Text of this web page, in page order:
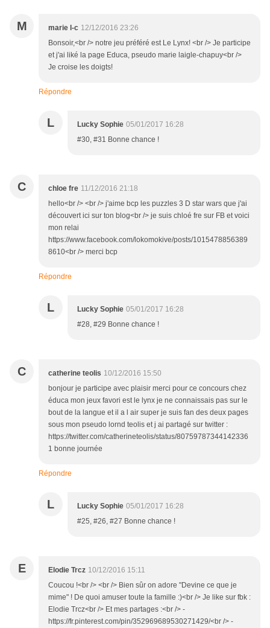
M marie l-c 12/12/2016 23:26
Bonsoir,<br /> notre jeu préféré est Le Lynx! <br /> Je participe
et j'ai liké la page Educa, pseudo marie laigle-chapuy<br />
Je croise les doigts!
Répondre
L Lucky Sophie 05/01/2017 16:28
#30, #31 Bonne chance !
C chloe fre 11/12/2016 21:18
hello<br /> <br /> j'aime bcp les puzzles 3 D star wars que j'ai
découvert ici sur ton blog<br /> je suis chloé fre sur FB et voici
mon relai
https://www.facebook.com/lokomokive/posts/1015478856389
8610<br /> merci bcp
Répondre
L Lucky Sophie 05/01/2017 16:28
#28, #29 Bonne chance !
C catherine teolis 10/12/2016 15:50
bonjour je participe avec plaisir merci pour ce concours chez
éduca mon jeux favori est le lynx je ne connaissais pas sur le
bout de la langue et il a l air super je suis fan des deux pages
sous mon pseudo lornd teolis et j ai partagé sur twitter :
https://twitter.com/catherineteolis/status/80759787344142336
1 bonne journée
Répondre
L Lucky Sophie 05/01/2017 16:28
#25, #26, #27 Bonne chance !
E Elodie Trcz 10/12/2016 15:11
Coucou !<br /> <br /> Bien sûr on adore "Devine ce que je
mime" ! De quoi amuser toute la famille :)<br /> Je like sur fbk :
Elodie Trcz<br /> Et mes partages :<br /> -
https://fr.pinterest.com/pin/352969689530271429/<br /> -